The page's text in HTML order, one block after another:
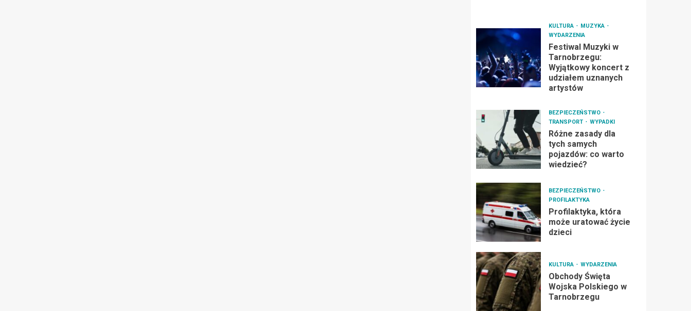
KULTURA
MUZYKA
WYDARZENIA
Festiwal Muzyki w
Tarnobrzegu:
Wyjątkowy koncert z
udziałem uznanych
artystów
BEZPIECZEŃSTWO
TRANSPORT
WYPADKI
Różne zasady dla
tych samych
pojazdów: co warto
wiedzieć?
BEZPIECZEŃSTWO
PROFILAKTYKA
Profilaktyka, która
może uratować życie
dzieci
KULTURA WYDARZENIA
Obchody Święta
Wojska Polskiego w
Tarnobrzegu